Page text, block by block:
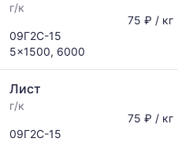
г/к
09Г2С-15
5x1500, 6000
75 ₽ / кг
Лист
г/к
09Г2С-15
75 ₽ / кг